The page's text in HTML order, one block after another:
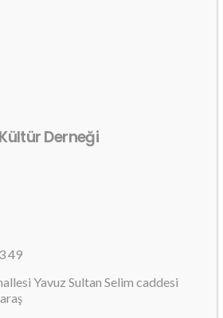
Derneği
49
Yavuz Sultan Selim caddesi